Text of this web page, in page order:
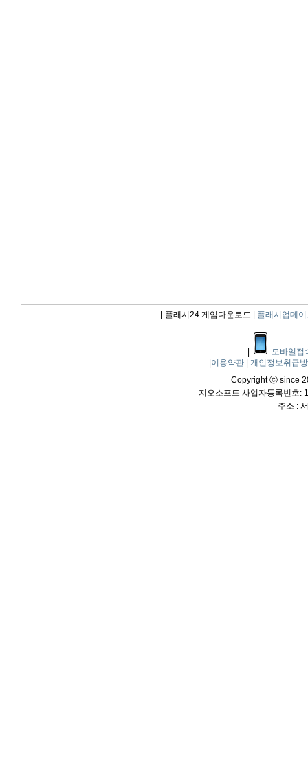
플래시24 게임다운로드 | 플래시업데이
모바일접
이용약관
개인정보취급
Copyright ⓒ since
지오소프트 사업자등록번호:
주소 :